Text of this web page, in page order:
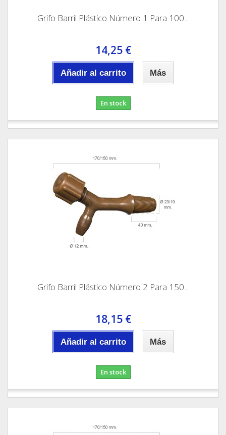
Grifo Barril Plástico Número 1 Para 100...
14,25 €
Añadir al carrito Más
En stock
Grifo Barril Plástico Número 2 Para 150...
18,15 €
Añadir al carrito Más
En stock